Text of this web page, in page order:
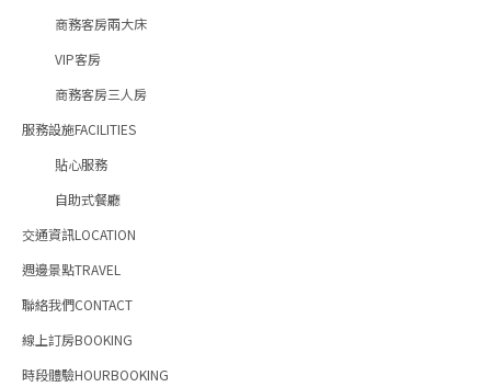
商務客房兩大床
VIP客房
商務客房三人房
服務設施FACILITIES
貼心服務
自助式餐廳
交通資訊LOCATION
週邊景點TRAVEL
聯絡我們CONTACT
線上訂房BOOKING
時段體驗HOURBOOKING